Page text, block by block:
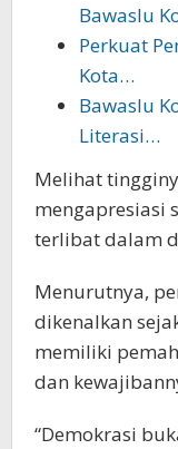
Bawaslu
Perkuat
Kota…
Bawaslu
Literasi…
Melihat
mengapresiasi
terlibat dalam
Menurutnya,
dikenalkan
memiliki
dan
“Demokrasi